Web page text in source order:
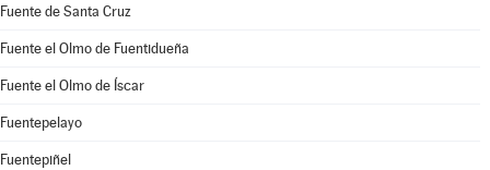
Fuente de Santa Cruz
Fuente el Olmo de Fuentidueña
Fuente el Olmo de Íscar
Fuentepelayo
Fuentepiñel